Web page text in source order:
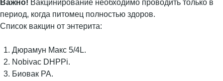
Важно! Вакцинирование необходимо проводить только в
период, когда питомец полностью здоров.
Список вакцин от энтерита:
Дюрамун Макс 5/4L.
Nobivac DHPPi.
Биовак РА.